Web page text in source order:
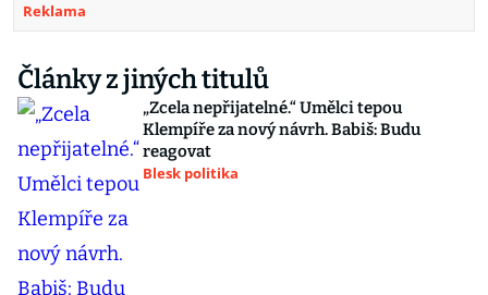
Reklama
Články z jiných titulů
„Zcela nepřijatelné.“ Umělci tepou
Klempíře za nový návrh. Babiš: Budu
reagovat
Blesk politika